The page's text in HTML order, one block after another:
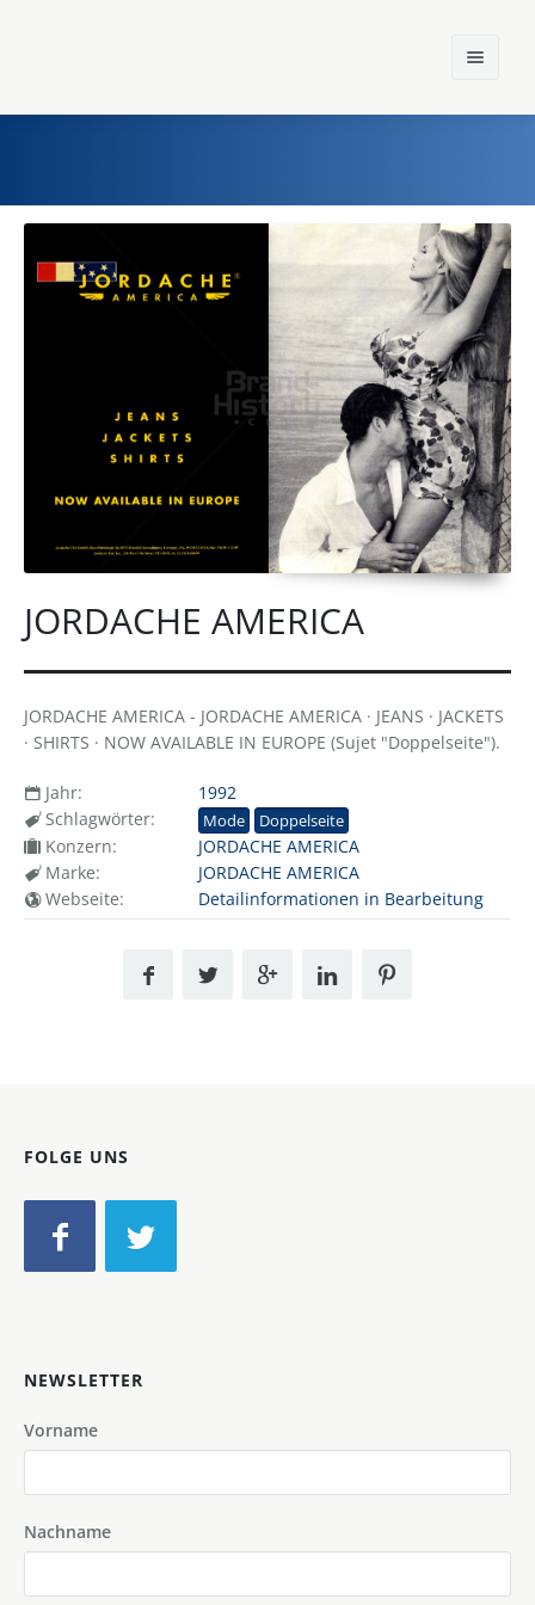
Home
Einst und Heute
JORDACHE AMERICA
JORDACHE AMERICA - JORDACHE AMERICA · JEANS · JACKETS
· SHIRTS · NOW AVAILABLE IN EUROPE (Sujet "Doppelseite").
Jahr:
1992
Schlagwörter:
Mode Doppelseite
Konzern:
JORDACHE AMERICA
Marke:
JORDACHE AMERICA
Webseite:
Detailinformationen in Bearbeitung
FOLGE UNS
NEWSLETTER
Vorname
Nachname